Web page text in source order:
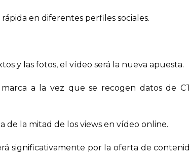
en diferentes perfiles sociales.
y las fotos, el vídeo será la nueva apuesta.
a la vez que se recogen datos de
de la mitad de los views en vídeo online.
significativamente por la oferta de